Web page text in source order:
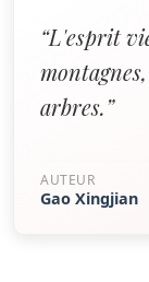
“L'esprit
arbres.”
AUTEUR
Gao Xingjian